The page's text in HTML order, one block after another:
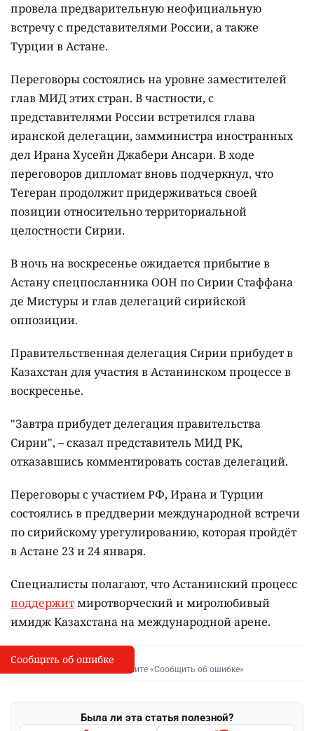
провела предварительную неофициальную
встречу с представителями России, а также
Турции в Астане.
Переговоры состоялись на уровне заместителей
глав МИД этих стран. В частности, с
представителями России встретился глава
иранской делегации, замминистра иностранных
дел Ирана Хусейн Джабери Ансари. В ходе
переговоров дипломат вновь подчеркнул, что
Тегеран продолжит придерживаться своей
позиции относительно территориальной
целостности Сирии.
В ночь на воскресенье ожидается прибытие в
Астану спецпосланника ООН по Сирии Стаффана
де Мистуры и глав делегаций сирийской
оппозиции.
Правительственная делегация Сирии прибудет в
Казахстан для участия в Астанинском процессе в
воскресенье.
"Завтра прибудет делегация правительства
Сирии", – сказал представитель МИД РК,
отказавшись комментировать состав делегаций.
Переговоры с участием РФ, Ирана и Турции
состоялись в преддверии международной встречи
по сирийскому урегулированию, которая пройдёт
в Астане 23 и 24 января.
Специалисты полагают, что Астанинский процесс
поддержитмиротворческий и миролюбивый
имидж Казахстана на международной арене.
I
Сообщить об опечатке
Выделите фрагмент и нажмите «Сообщить об ошибке»
Была ли эта статья полезной?
Сообщить об ошибке